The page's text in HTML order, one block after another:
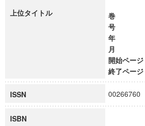
上位タイトル 巻
号
年
月
開始ページ
終了ページ
ISSN 00266760
ISBN